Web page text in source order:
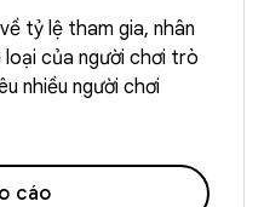
tỷ lệ tham gia, nhân
của người chơi trò
nhiều người chơi
cáo